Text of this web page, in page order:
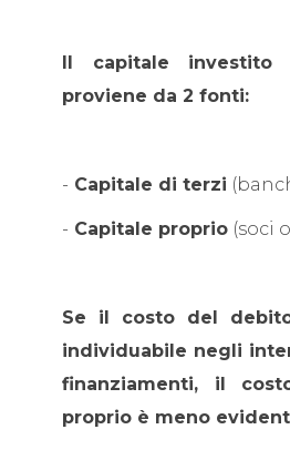
Il capitale investito
proviene da 2 fonti:
- Capitale di terzi
- Capitale proprio (soci
Se il costo del
individuabile negli
finanziamenti, il
proprio è meno